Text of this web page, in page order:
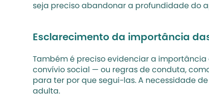
seja preciso abandonar a profundidade do
Esclarecimento da importância
Também é preciso evidenciar a
convívio social — ou regras de conduta,
para ter por que segui-las. A necessidade
adulta.